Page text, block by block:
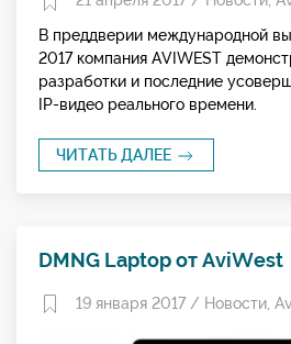
В преддверии международной
2017 компания AVIWEST
разработки и последние
IP-видео реального времени.
ЧИТАТЬ ДАЛЕЕ
DMNG Laptop от AviWest
19 января 2017 / Новости